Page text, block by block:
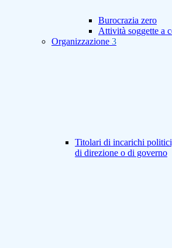
Burocrazia zero
Attività soggette a
Organizzazione 3
Titolari di incarichi
di direzione o di governo